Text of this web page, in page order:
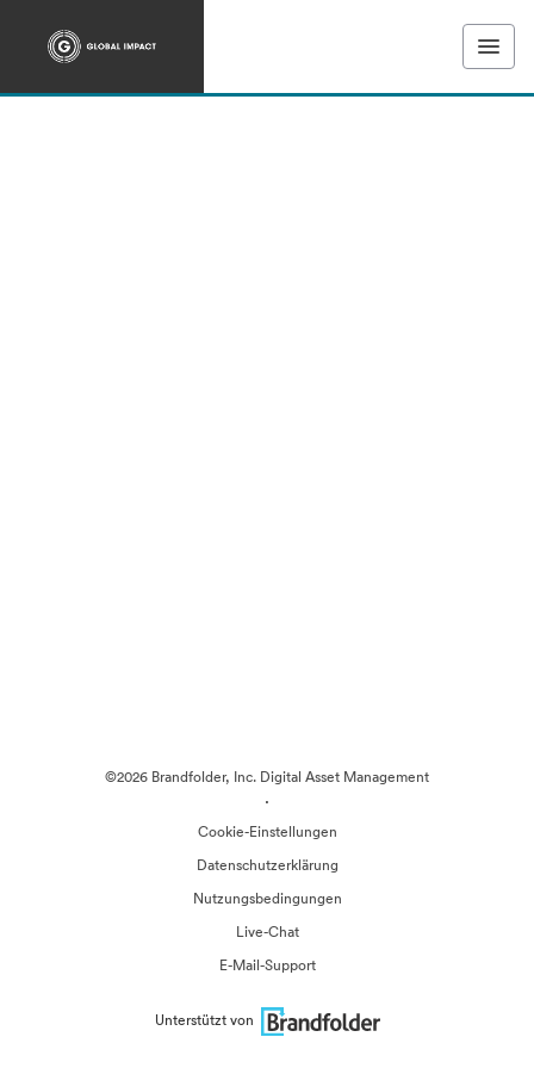
©2026 Brandfolder, Inc. Digital Asset Management
·
Cookie-Einstellungen
Datenschutzerklärung
Nutzungsbedingungen
Live-Chat
E-Mail-Support
Unterstützt von